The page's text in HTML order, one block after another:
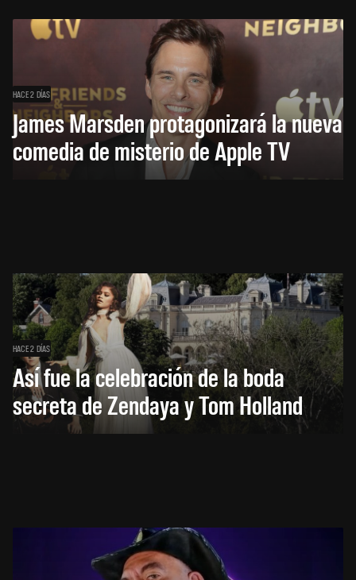
HACE 2 DÍAS
James Marsden protagonizará la nueva
comedia de misterio de Apple TV
HACE 2 DÍAS
Así fue la celebración de la boda
secreta de Zendaya y Tom Holland